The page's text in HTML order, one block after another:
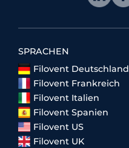
SPRACHEN
Filovent Deutschland
Filovent Frankreich
Filovent Italien
Filovent Spanien
Filovent US
Filovent UK